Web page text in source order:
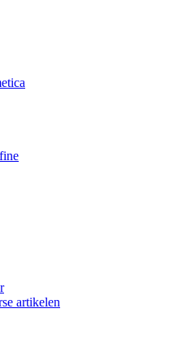
artikelen